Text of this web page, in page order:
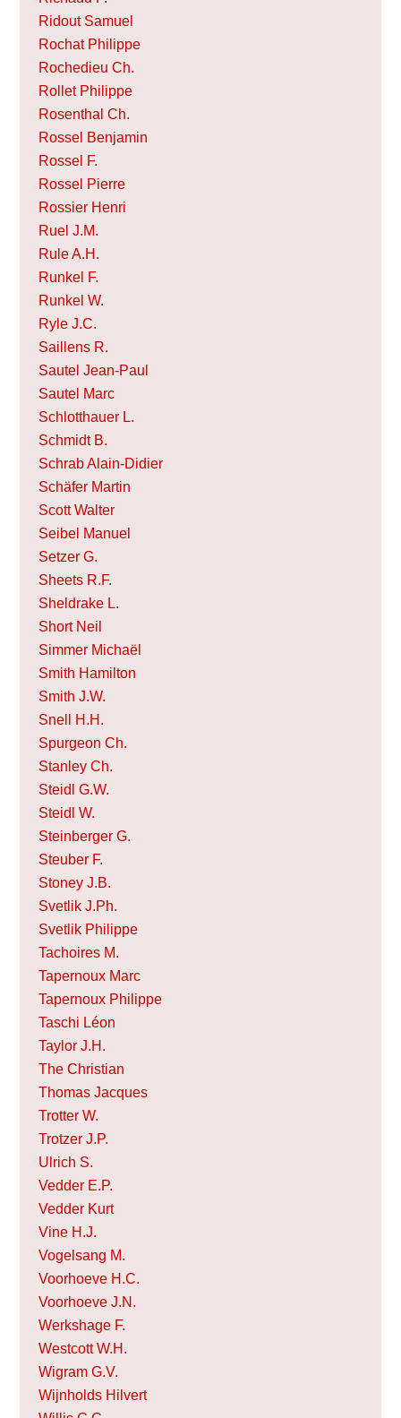
Ridout Samuel
Rochat Philippe
Rochedieu Ch.
Rollet Philippe
Rosenthal Ch.
Rossel Benjamin
Rossel F.
Rossel Pierre
Rossier Henri
Ruel J.M.
Rule A.H.
Runkel F.
Runkel W.
Ryle J.C.
Saillens R.
Sautel Jean-Paul
Sautel Marc
Schlotthauer L.
Schmidt B.
Schrab Alain-Didier
Schäfer Martin
Scott Walter
Seibel Manuel
Setzer G.
Sheets R.F.
Sheldrake L.
Short Neil
Simmer Michaël
Smith Hamilton
Smith J.W.
Snell H.H.
Spurgeon Ch.
Stanley Ch.
Steidl G.W.
Steidl W.
Steinberger G.
Steuber F.
Stoney J.B.
Svetlik J.Ph.
Svetlik Philippe
Tachoires M.
Tapernoux Marc
Tapernoux Philippe
Taschi Léon
Taylor J.H.
The Christian
Thomas Jacques
Trotter W.
Trotzer J.P.
Ulrich S.
Vedder E.P.
Vedder Kurt
Vine H.J.
Vogelsang M.
Voorhoeve H.C.
Voorhoeve J.N.
Werkshage F.
Westcott W.H.
Wigram G.V.
Wijnholds Hilvert